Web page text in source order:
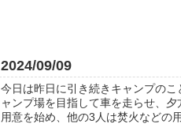
2024/09/09
今日は昨日に引き続きキャンプの
ャンプ場を目指して車を走らせ、
用意を始め、他の3人は焚火などの